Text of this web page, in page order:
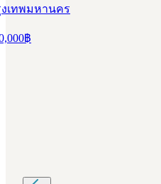
เทพมหานคร
฿